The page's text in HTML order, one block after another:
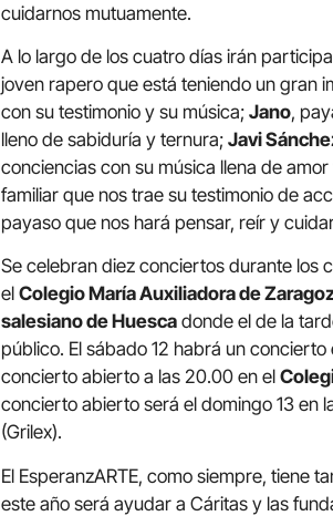
cuidarnos mutuamente.
A lo largo de los cuatro días irán
joven rapero que está teniendo un gran
con su testimonio y su música; Jano,
lleno de sabiduría y ternura; Javi
conciencias con su música llena de amor
familiar que nos trae su testimonio de
payaso que nos hará pensar, reír y
Se celebran diez conciertos durante los
el Colegio María Auxiliadora de
salesiano de Huesca donde el de la
público. El sábado 12 habrá un concierto
concierto abierto a las 20.00 en el
concierto abierto será el domingo 13 en
(Grilex).
El EsperanzARTE, como siempre, tiene
este año será ayudar a Cáritas y las